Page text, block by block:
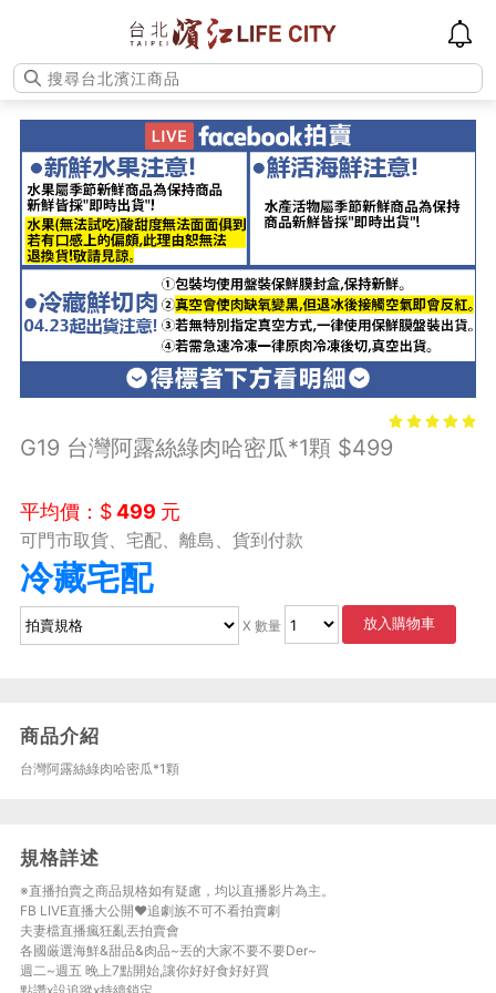
G19 台灣阿露絲綠肉哈密瓜*1顆 $499
平均價：$499 元
可門市取貨、宅配、離島、貨到付款
冷藏宅配
X 數量 放入購物車
商品介紹
台灣阿露絲綠肉哈密瓜*1顆
規格詳述
※直播拍賣之商品規格如有疑慮，均以直播影片為主。
FB LIVE直播大公開♥追劇族不可不看拍賣劇
夫妻檔直播瘋狂亂丟拍賣會
各國厳選海鮮&甜品&肉品~丟的大家不要不要Der~
週二~週五 晚上7點開始,讓你好好食好好買